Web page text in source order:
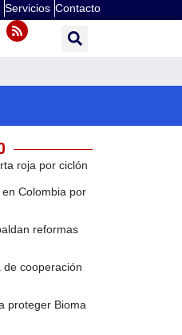
Servicios Contacto
roja por ciclón
Colombia por
reformas
de cooperación
proteger Bioma